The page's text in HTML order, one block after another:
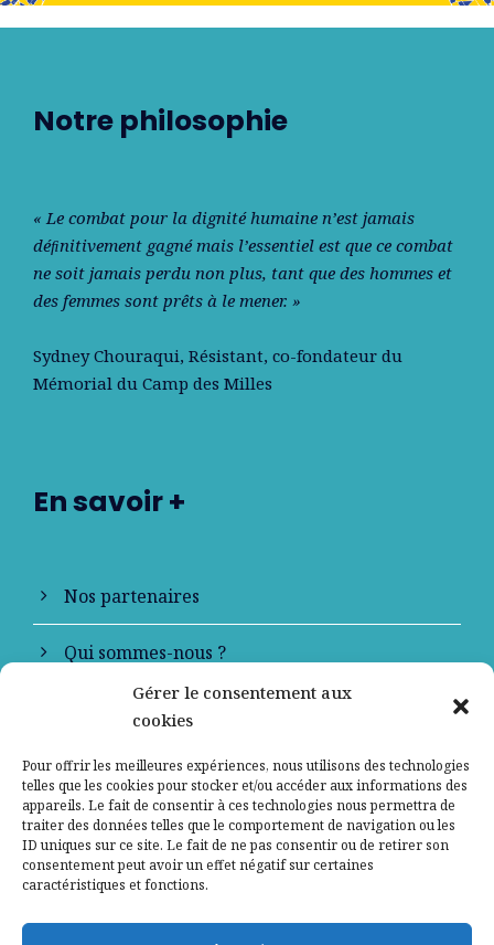
Gérer le consentement aux
cookies
Pour offrir les meilleures expériences, nous utilisons des technologies
telles que les cookies pour stocker et/ou accéder aux informations des
appareils. Le fait de consentir à ces technologies nous permettra de
traiter des données telles que le comportement de navigation ou les
ID uniques sur ce site. Le fait de ne pas consentir ou de retirer son
consentement peut avoir un effet négatif sur certaines
caractéristiques et fonctions.
Notre philosophie
« Le combat pour la dignité humaine n’est jamais
déﬁnitivement gagné mais l’essentiel est que ce combat
ne soit jamais perdu non plus, tant que des hommes et
des femmes sont prêts à le mener. »
Sydney Chouraqui, Résistant, co-fondateur du
Mémorial du Camp des Milles
En savoir +
Nos partenaires
Qui sommes-nous ?
Contactez-nous
Mentions légales
Politique de confidentialité